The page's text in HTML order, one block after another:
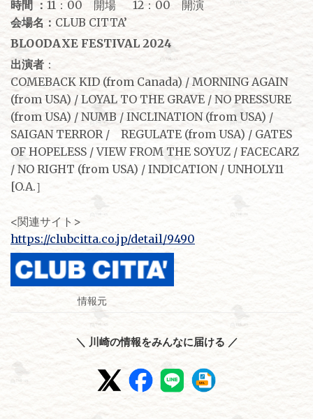
時間 ： 11：00 開場 12：00 開演
会場名： CLUB CITTA’
BLOODAXE FESTIVAL 2024
出演者 ：
COMEBACK KID (from Canada) / MORNING AGAIN
(from USA) / LOYAL TO THE GRAVE / NO PRESSURE
(from USA) / NUMB / INCLINATION (from USA) /
SAIGAN TERROR / REGULATE (from USA) / GATES
OF HOPELESS / VIEW FROM THE SOYUZ / FACECARZ
/ NO RIGHT (from USA) / INDICATION / UNHOLY11
[O.A.］
<関連サイト>
https://clubcitta.co.jp/detail/9490
情報元
＼ 川崎の情報をみんなに届ける ／